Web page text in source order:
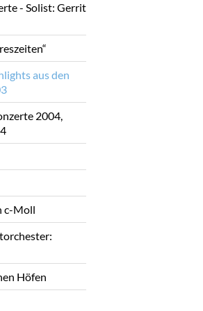
- Solist: Gerrit
aus den
2004,
c-Moll
Höfen